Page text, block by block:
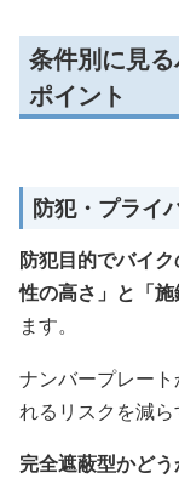
条件別に見
ポイント
防犯・プライ
防犯目的でバイ
性の高さ」と「
ます。
ナンバープレー
れるリスクを減ら
完全遮蔽型かどう